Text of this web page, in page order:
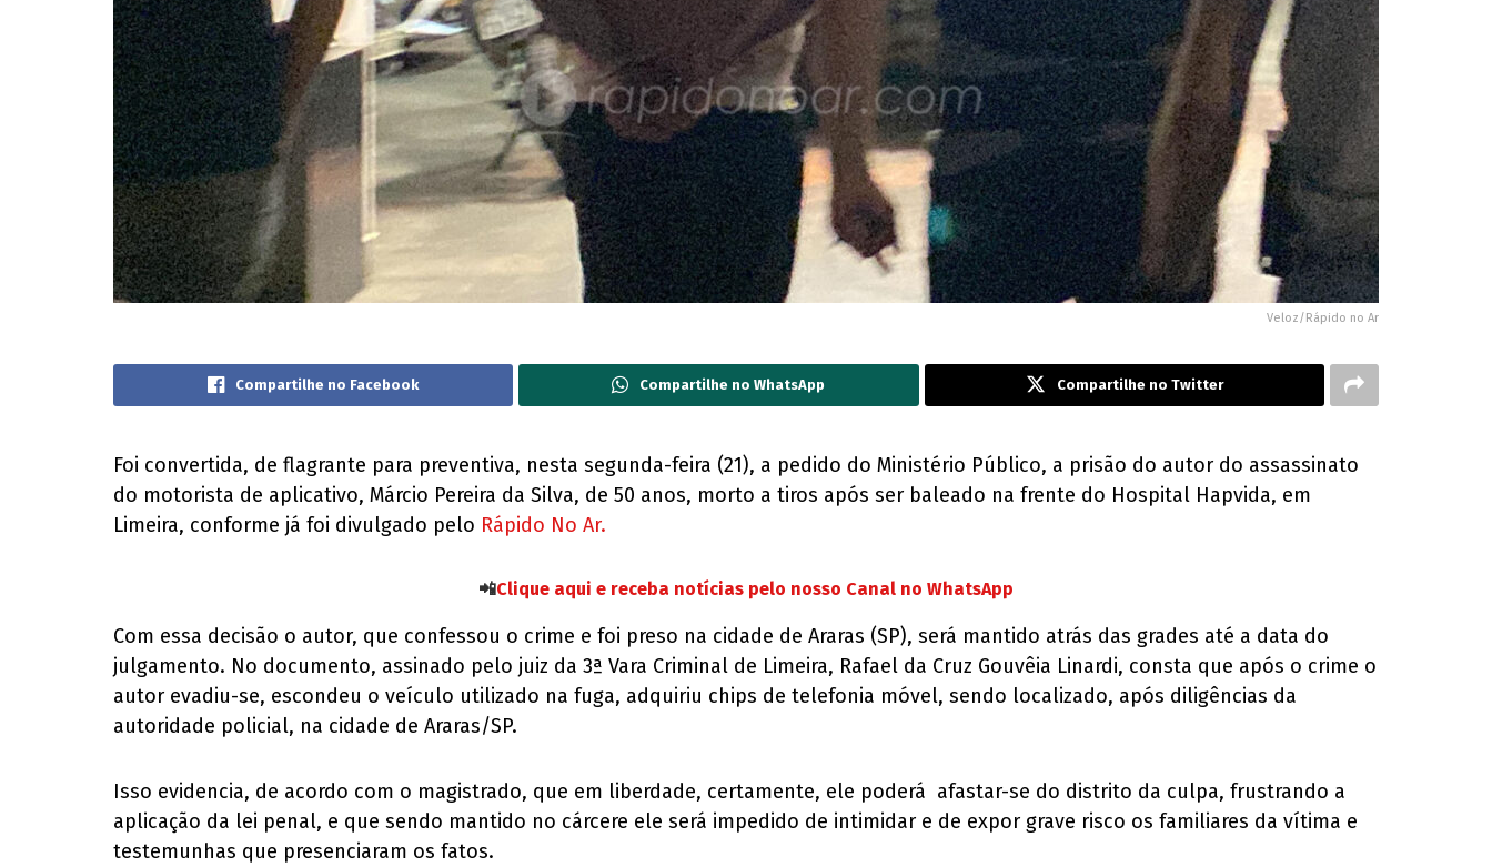
Veloz/Rápido no Ar
Compartilhe no Facebook Compartilhe no WhatsApp Compartilhe no Twitter
Foi convertida, de flagrante para preventiva, nesta segunda-feira (21), a pedido do Ministério Público, a prisão do autor do assassinato
do motorista de aplicativo, Márcio Pereira da Silva, de 50 anos, morto a tiros após ser baleado na frente do Hospital Hapvida, em
Limeira, conforme já foi divulgado pelo Rápido No Ar.
📲Clique aqui e receba notícias pelo nosso Canal no WhatsApp
Com essa decisão o autor, que confessou o crime e foi preso na cidade de Araras (SP), será mantido atrás das grades até a data do
julgamento. No documento, assinado pelo juiz da 3ª Vara Criminal de Limeira, Rafael da Cruz Gouvêia Linardi, consta que após o crime o
autor evadiu-se, escondeu o veículo utilizado na fuga, adquiriu chips de telefonia móvel, sendo localizado, após diligências da
autoridade policial, na cidade de Araras/SP.
Isso evidencia, de acordo com o magistrado, que em liberdade, certamente, ele poderá afastar-se do distrito da culpa, frustrando a
aplicação da lei penal, e que sendo mantido no cárcere ele será impedido de intimidar e de expor grave risco os familiares da vítima e
testemunhas que presenciaram os fatos.